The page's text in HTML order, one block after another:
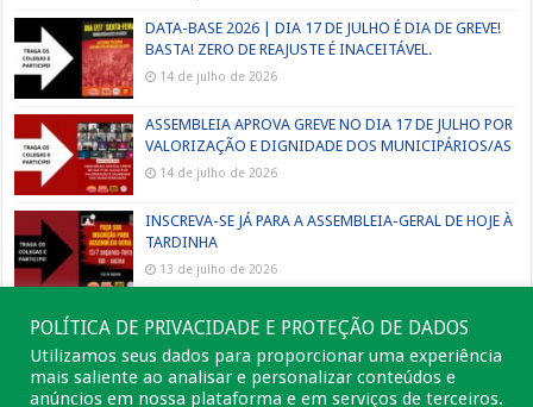
DATA-BASE 2026 | DIA 17 DE JULHO É DIA DE GREVE!
BASTA! ZERO DE REAJUSTE É INACEITÁVEL.
14 de julho de 2026
ASSEMBLEIA APROVA GREVE NO DIA 17 DE JULHO POR
VALORIZAÇÃO E DIGNIDADE DOS MUNICIPÁRIOS/AS
14 de julho de 2026
INSCREVA-SE JÁ PARA A ASSEMBLEIA-GERAL DE HOJE À
TARDINHA
13 de julho de 2026
POLÍTICA DE PRIVACIDADE E PROTEÇÃO DE DADOS
Utilizamos seus dados para proporcionar uma experiência
mais saliente ao analisar e personalizar conteúdos e
anúncios em nossa plataforma e em serviços de terceiros.